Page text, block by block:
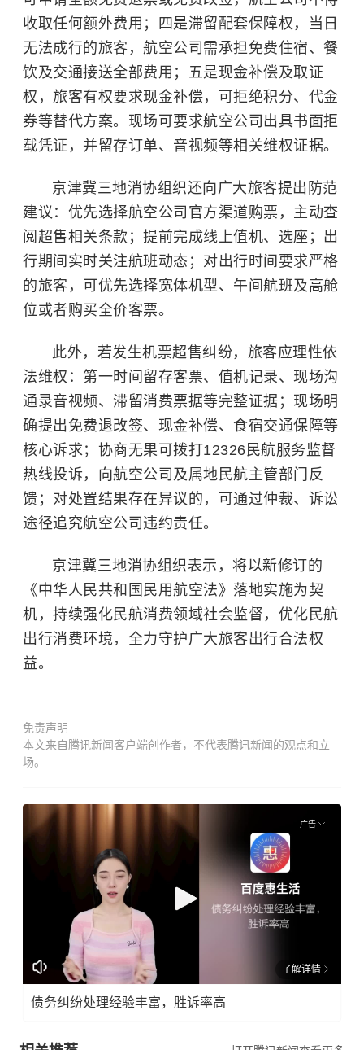
收取任何额外费用；四是滞留配套保障权，当日
无法成行的旅客，航空公司需承担免费住宿、餐
饮及交通接送全部费用；五是现金补偿及取证
权，旅客有权要求现金补偿，可拒绝积分、代金
券等替代方案。现场可要求航空公司出具书面拒
载凭证，并留存订单、音视频等相关维权证据。
京津冀三地消协组织还向广大旅客提出防范
建议：优先选择航空公司官方渠道购票，主动查
阅超售相关条款；提前完成线上值机、选座；出
行期间实时关注航班动态；对出行时间要求严格
的旅客，可优先选择宽体机型、午间航班及高舱
位或者购买全价客票。
此外，若发生机票超售纠纷，旅客应理性依
法维权：第一时间留存客票、值机记录、现场沟
通录音视频、滞留消费票据等完整证据；现场明
确提出免费退改签、现金补偿、食宿交通保障等
核心诉求；协商无果可拨打12326民航服务监督
热线投诉，向航空公司及属地民航主管部门反
馈；对处置结果存在异议的，可通过仲裁、诉讼
途径追究航空公司违约责任。
京津冀三地消协组织表示，将以新修订的
《中华人民共和国民用航空法》落地实施为契
机，持续强化民航消费领域社会监督，优化民航
出行消费环境，全力守护广大旅客出行合法权
益。
免责声明
本文来自腾讯新闻客户端创作者，不代表腾讯新闻的观点和立
场。
广告
了解详情
债务纠纷处理经验丰富，胜诉率高